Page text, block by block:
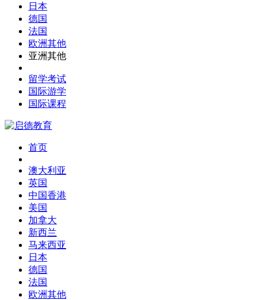
日本
德国
法国
欧洲其他
亚洲其他
留学考试
国际游学
国际课程
首页
澳大利亚
英国
中国香港
美国
加拿大
新西兰
马来西亚
日本
德国
法国
欧洲其他